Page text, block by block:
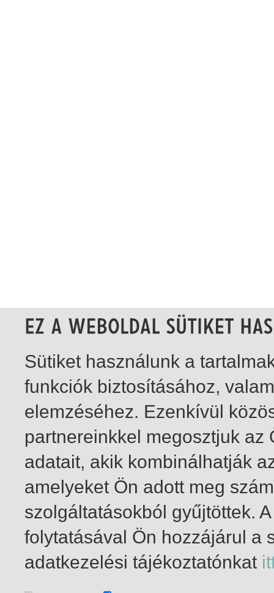
1-3 / összesen 3 találat
Sütiket használunk a
funkciók biztosításához,
elemzéséhez. Ezenkívül
partnereinkkel megosztjuk
adatait, akik kombinálhatják
amelyeket Ön adott meg
szolgáltatásokból gyűjtöttek.
folytatásával Ön hozzájárul a
adatkezelési tájékoztatónkat